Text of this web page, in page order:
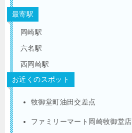
最寄駅
岡崎駅
六名駅
西岡崎駅
お近くのスポット
牧御堂町油田交差点
ファミリーマート岡崎牧御堂店